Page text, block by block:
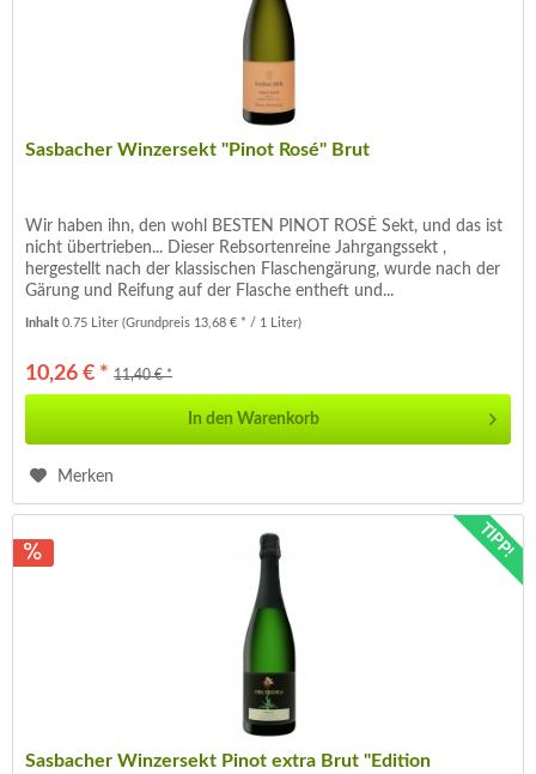
Sasbacher Winzersekt "Pinot Rosé" Brut
Wir haben ihn, den wohl BESTEN PINOT ROSÉ Sekt, und das ist
nicht übertrieben... Dieser Rebsortenreine Jahrgangssekt ,
hergestellt nach der klassischen Flaschengärung, wurde nach der
Gärung und Reifung auf der Flasche entheft und...
Inhalt0.75 Liter(Grundpreis 13,68 € * / 1 Liter)
10,26 € * 11,40 € *
In den Warenkorb
Merken
TIPP!
Sasbacher Winzersekt Pinot extra Brut "Edition